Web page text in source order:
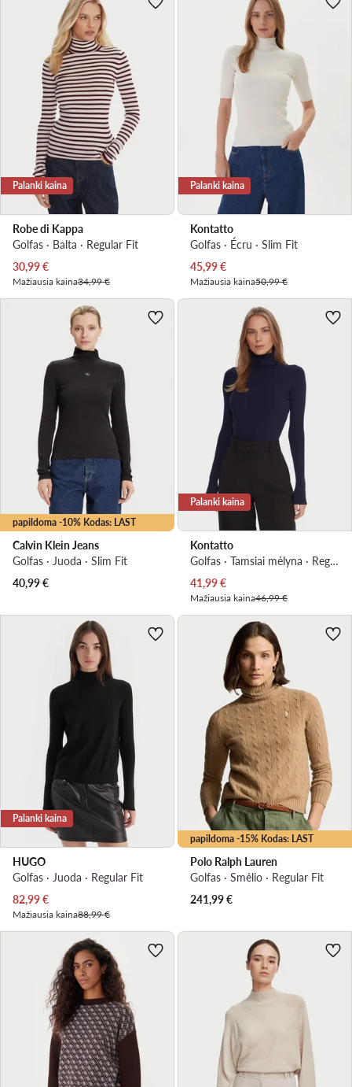
Palanki kaina
Robe di Kappa
Golfas · Balta · Regular Fit
Dabartinė kaina
30,99€
Mažiausia kaina34,99 €
Palanki kaina
Kontatto
Golfas · Écru · Slim Fit
Dabartinė kaina
45,99€
Mažiausia kaina50,99 €
papildoma -10% Kodas: LAST
Calvin Klein Jeans
Golfas · Juoda · Slim Fit
40,99€
Palanki kaina
Kontatto
Golfas · Tamsiai mėlyna · Regular Fit
Dabartinė kaina
41,99€
Mažiausia kaina46,99 €
Palanki kaina
HUGO
Golfas · Juoda · Regular Fit
Dabartinė kaina
82,99€
Mažiausia kaina88,99 €
papildoma -15% Kodas: LAST
Polo Ralph Lauren
Golfas · Smėlio · Regular Fit
241,99€